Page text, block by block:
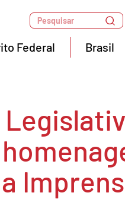
Pesquisar
Federal Brasil